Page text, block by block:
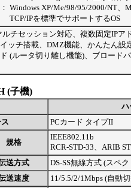
Windows XP/Me/98/95/2000/NT、
TCP/IPを標準でサポートするOS
ルチセッション対応、複数固定IPア
ッチ搭載、DMZ機能、かんたん設
(ルータ切り離し機能)、ブロード
(子機)
ハ
PCカード タイプII
規格
IEEE802.11b
RCR-STD-33、ARIB
送方式
DS-SS無線方式 (スペ
送速度
11/5.5/2/1Mbps (自動